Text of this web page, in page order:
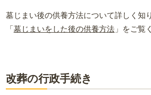
墓じまい後の供養方法について詳しく知
「 墓じまいをした後の供養方法 」をご覧
改葬の行政手続き